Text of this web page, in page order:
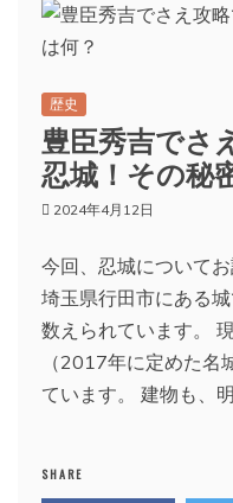
歴史
豊臣秀吉でさ
忍城！その秘
2024年4月12日
今回、忍城について
埼玉県行田市にある
数えられています。
（2017年に定めた名
ています。 建物も、
SHARE